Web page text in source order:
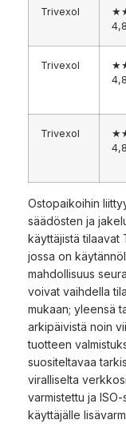
Trivexol
Trivexol
Trivexol
Ostopaikoihin
säädösten ja
käyttäjistä tilaavat
jossa on
mahdollisuus
voivat vaihdella
mukaan; yleensä
arkipäivistä noin
tuotteen
suositeltavaa
viralliselta
varmistettu ja
käyttäjälle